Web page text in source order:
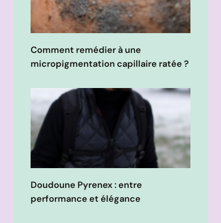
Comment remédier à une
micropigmentation capillaire ratée ?
Doudoune Pyrenex : entre
performance et élégance